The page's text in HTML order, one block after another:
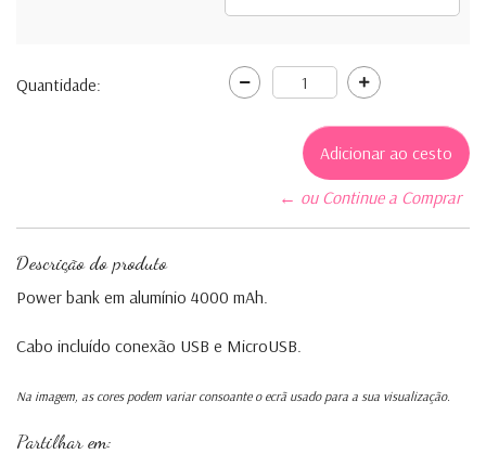
Quantidade:
← ou Continue a Comprar
Descrição do produto
Power bank em alumínio 4000 mAh.
Cabo incluído conexão USB e MicroUSB.
Na imagem, as cores podem variar consoante o ecrã usado para a sua visualização.
Partilhar em: